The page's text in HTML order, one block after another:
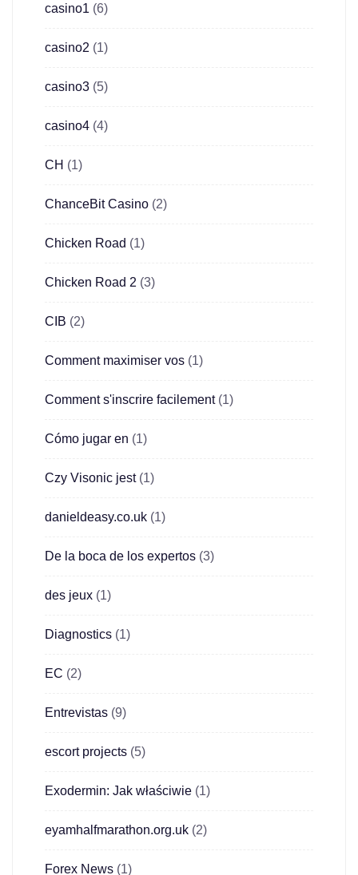
casino1 (6)
casino2 (1)
casino3 (5)
casino4 (4)
CH (1)
ChanceBit Casino (2)
Chicken Road (1)
Chicken Road 2 (3)
CIB (2)
Comment maximiser vos (1)
Comment s'inscrire facilement(1)
Cómo jugar en (1)
Czy Visonic jest(1)
danieldeasy.co.uk (1)
De la boca de los expertos (3)
des jeux (1)
Diagnostics (1)
EC (2)
Entrevistas (9)
escort projects (5)
Exodermin: Jak właściwie (1)
eyamhalfmarathon.org.uk (2)
Forex News (1)